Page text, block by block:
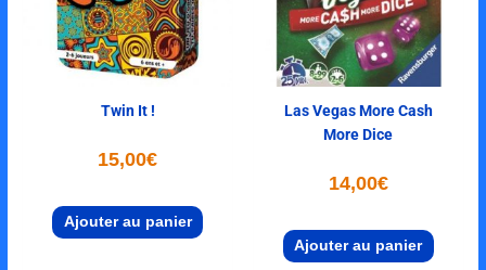
Twin It !
15,00€
Ajouter au panier
Las Vegas More Cash
More Dice
14,00€
Ajouter au panier